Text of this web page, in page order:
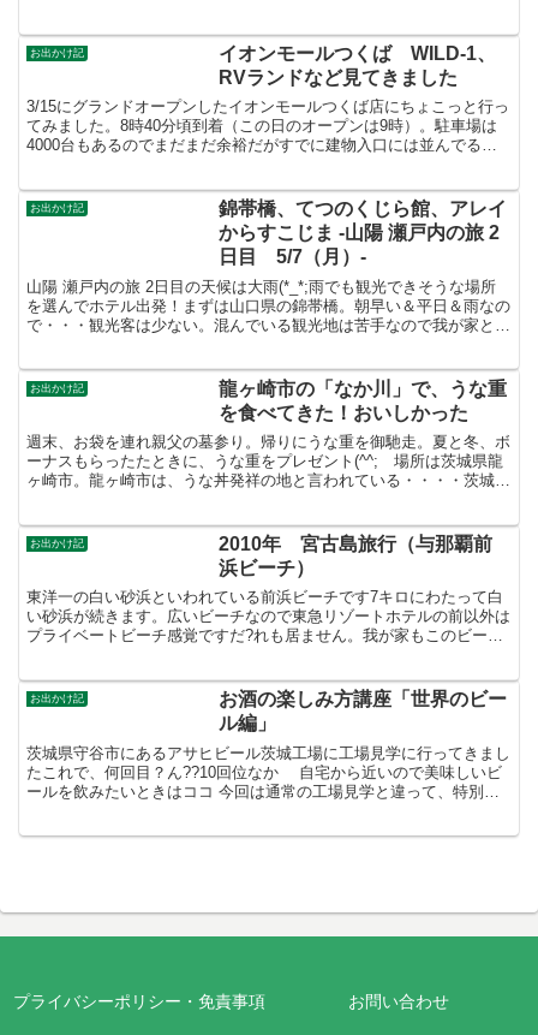
お出かけ記
イオンモールつくば WILD-1、
RVランドなど見てきました
3/15にグランドオープンしたイオンモールつくば店にちょこっと行っ
てみました。8時40分頃到着（この日のオープンは9時）。駐車場は
4000台もあるのでまだまだ余裕だがすでに建物入口には並んでる。
お出かけ記
錦帯橋、てつのくじら館、アレイ
からすこじま -山陽 瀬戸内の旅 2
日目 5/7（月）-
山陽 瀬戸内の旅 2日目の天候は大雨(*_*;雨でも観光できそうな場所
を選んでホテル出発！まずは山口県の錦帯橋。朝早い＆平日＆雨なの
で・・・観光客は少ない。混んでいる観光地は苦手なので我が家とし
お出かけ記
龍ヶ崎市の「なか川」で、うな重
を食べてきた！おいしかった
週末、お袋を連れ親父の墓参り。帰りにうな重を御馳走。夏と冬、ボ
ーナスもらったたときに、うな重をプレゼント(^^; 場所は茨城県龍
ヶ崎市。龍ヶ崎市は、うな丼発祥の地と言われている・・・・茨城県
お出かけ記
2010年 宮古島旅行（与那覇前
浜ビーチ）
東洋一の白い砂浜といわれている前浜ビーチです7キロにわたって白
い砂浜が続きます。広いビーチなので東急リゾートホテルの前以外は
プライベートビーチ感覚ですだ?れも居ません。我が家もこのビーチ
お出かけ記
お酒の楽しみ方講座「世界のビー
ル編」
茨城県守谷市にあるアサヒビール茨城工場に工場見学に行ってきまし
たこれで、何回目？ん??10回位なか 自宅から近いので美味しいビ
ールを飲みたいときはココ 今回は通常の工場見学と違って、特別企
プライバシーポリシー・免責事項 お問い合わせ